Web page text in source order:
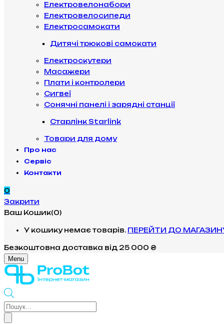
Електровелонабори
Електровелосипеди
Електросамокати
Дитячі трюкові самокати
Електроскутери
Масажери
Плати і контролери
Сигвеї
Сонячні панелі і зарядні станції
Старлінк Starlink
Товари для дому
Про нас
Сервіс
Контакти
0
Закрити
Ваш Кошик(0)
У кошику немає товарів. ПЕРЕЙТИ ДО
Безкоштовна доставка від 25 000 ₴
Menu
Products